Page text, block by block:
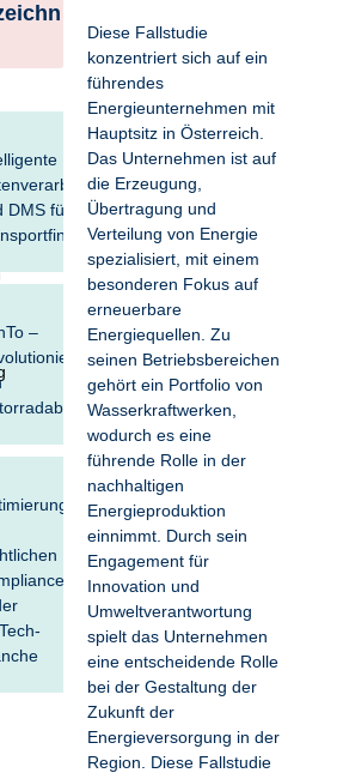
zukunftssichere
DMS für
–
Diese Fallstudie
konzentriert sich auf ein
führendes
Energieunternehmen mit
Hauptsitz in Österreich.
Das Unternehmen ist auf
die Erzeugung,
Übertragung und
Verteilung von Energie
spezialisiert, mit einem
besonderen Fokus auf
erneuerbare
Energiequellen. Zu
seinen Betriebsbereichen
gehört ein Portfolio von
Wasserkraftwerken,
wodurch es eine
führende Rolle in der
nachhaltigen
Energieproduktion
einnimmt. Durch sein
Engagement für
Innovation und
Umweltverantwortung
spielt das Unternehmen
eine entscheidende Rolle
bei der Gestaltung der
Zukunft der
Energieversorgung in der
Region. Diese Fallstudie